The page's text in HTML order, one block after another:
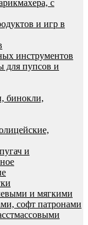
с
и игр в
инструментов
для пупсов и
бинокли,
и
и мягкими
софт патронами